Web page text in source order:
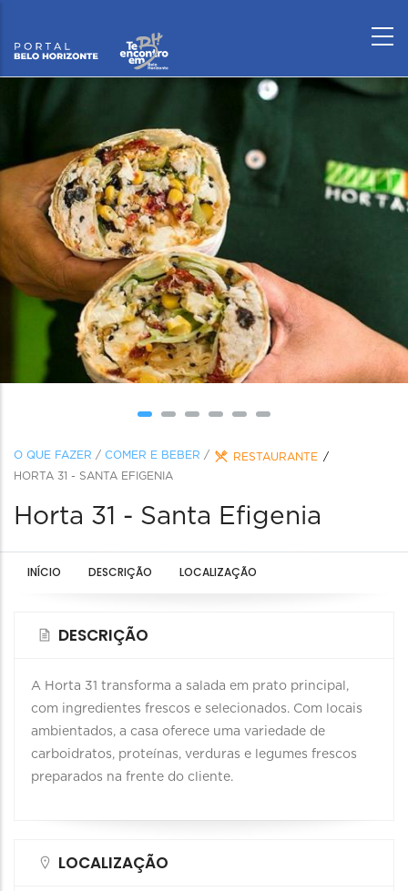
O QUE FAZER / COMER E BEBER /
RESTAURANTE
HORTA 31 - SANTA EFIGENIA
Horta 31 - Santa Efigenia
INÍCIO DESCRIÇÃO LOCALIZAÇÃO
DESCRIÇÃO
A Horta 31 transforma a salada em prato principal,
com ingredientes frescos e selecionados. Com locais
ambientados, a casa oferece uma variedade de
carboidratos, proteínas, verduras e legumes frescos
preparados na frente do cliente.
LOCALIZAÇÃO